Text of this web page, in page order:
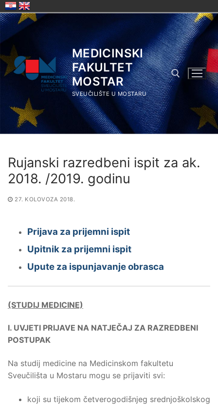
Skip
content
MEDICINSKI
FAKULTET
MOSTAR
SVEUČILIŠTE U MOSTARU
Search for:
Rujanski razredbeni ispit za ak.
2018. /2019. godinu
27. KOLOVOZA 2018.
Prijava za prijemni ispit
Upitnik za prijemni ispit
Upute za ispunjavanje obrasca
(STUDIJ MEDICINE)
I. UVJETI PRIJAVE NA NATJEČAJ ZA RAZREDBENI
POSTUPAK
Na studij medicine na Medicinskom fakultetu
Sveučilišta u Mostaru mogu se prijaviti svi:
koji su tijekom četverogodišnjeg srednjoškolskog